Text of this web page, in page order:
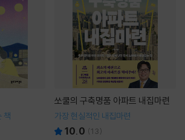
책
쏘쿨의 구축명품 아파트 내집마련
가장 현실적인 내집마련
10.0 (13)